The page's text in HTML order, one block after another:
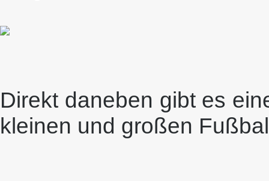
Direkt daneben gibt es
kleinen und großen